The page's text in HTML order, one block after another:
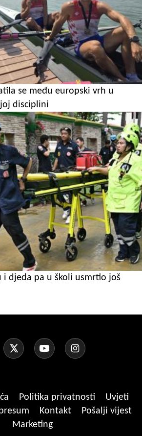
se među europski vrh u
disciplini
i djeda pa u školi usmrtio još
Politika privatnosti
Uvjeti
Kontakt
Pošalji vijest
Marketing